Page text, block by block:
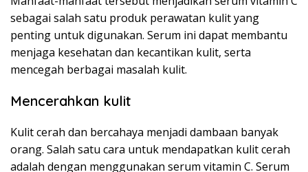
sebagai salah satu produk perawatan kulit yang
penting untuk digunakan. Serum ini dapat membantu
menjaga kesehatan dan kecantikan kulit, serta
mencegah berbagai masalah kulit.
Mencerahkan kulit
Kulit cerah dan bercahaya menjadi dambaan banyak
orang. Salah satu cara untuk mendapatkan kulit cerah
adalah dengan menggunakan serum vitamin C. Serum